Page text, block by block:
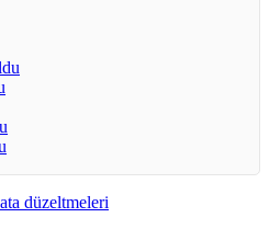
düzeltmeleri